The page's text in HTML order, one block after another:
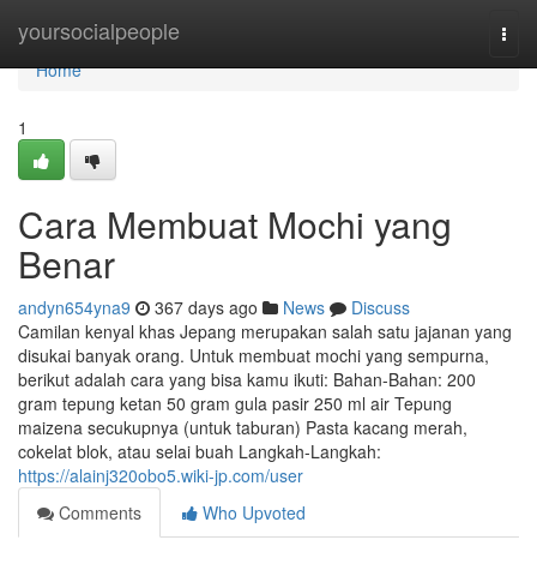
yoursocialpeople
Home
Home
1
Cara Membuat Mochi yang
Benar
andyn654yna9 367 days ago News
Discuss
Camilan kenyal khas Jepang merupakan salah satu jajanan yang
disukai banyak orang. Untuk membuat mochi yang sempurna,
berikut adalah cara yang bisa kamu ikuti: Bahan-Bahan: 200
gram tepung ketan 50 gram gula pasir 250 ml air Tepung
maizena secukupnya (untuk taburan) Pasta kacang merah,
cokelat blok, atau selai buah Langkah-Langkah:
https://alainj320obo5.wiki-jp.com/user
Comments
Who Upvoted